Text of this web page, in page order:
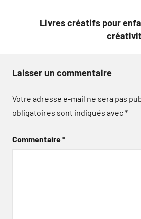
Livres créatifs pour
Laisser un commentaire
Votre adresse e-mail ne sera pas
obligatoires sont indiqués avec*
Commentaire*